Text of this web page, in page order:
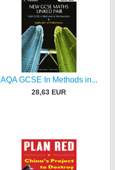
AQA GCSE In Methods in...
28,63 EUR